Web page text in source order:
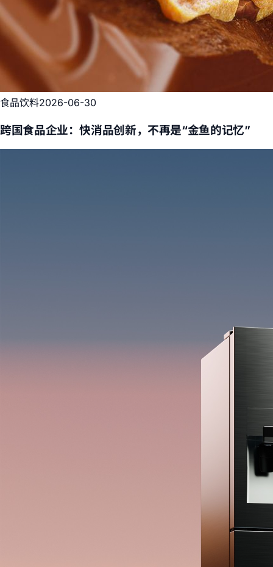
食品饮料2026-06-30
跨国食品企业：快消品创新，不再是“金鱼的记忆”